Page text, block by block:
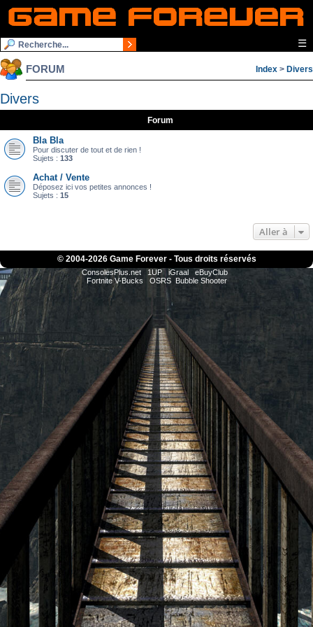
☰
FORUM Index > Divers
Divers
Forum
Bla Bla
Pour discuter de tout et de rien !
Sujets : 133
Achat / Vente
Déposez ici vos petites annonces !
Sujets : 15
Aller à
© 2004-2026 Game Forever - Tous droits réservés
ConsolesPlus.net 1UP iGraal
eBuyClub
Fortnite V-Bucks
OSRS Bubble Shooter